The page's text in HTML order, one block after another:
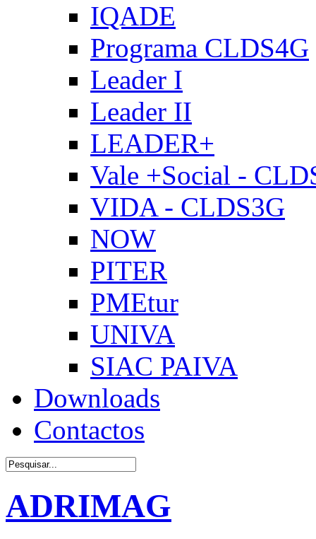
IQADE
Programa CLDS4G
Leader I
Leader II
LEADER+
Vale +Social -
VIDA - CLDS3G
NOW
PITER
PMEtur
UNIVA
SIAC PAIVA
Downloads
Contactos
ADRIMAG